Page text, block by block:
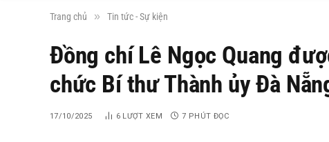
Trang chủ » Tin tức - Sự kiện
Đồng chí Lê Ngọc Quang
chức Bí thư Thành ủy Đà
17/10/2025 6 LƯỢT XEM 7 PHÚT ĐỌC